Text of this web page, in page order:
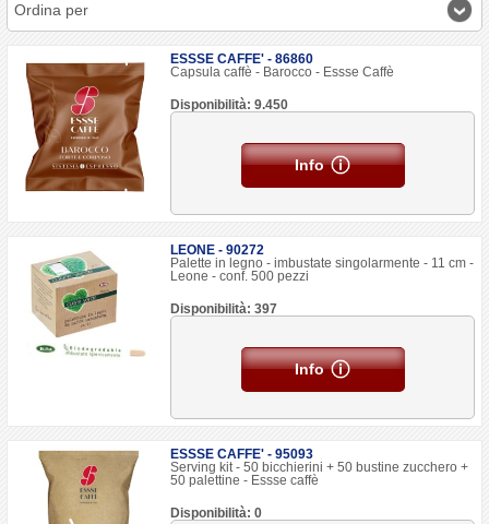
Ordina per
ESSSE CAFFE' - 86860
Capsula caffè - Barocco - Essse Caffè
Disponibilità: 9.450
Info
LEONE - 90272
Palette in legno - imbustate singolarmente - 11 cm -
Leone - conf. 500 pezzi
Disponibilità: 397
Info
ESSSE CAFFE' - 95093
Serving kit - 50 bicchierini + 50 bustine zucchero +
50 palettine - Essse caffè
Disponibilità: 0